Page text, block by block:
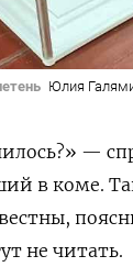
Юлия
—
в коме.
не читать.